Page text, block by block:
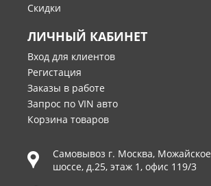
Скидки
ЛИЧНЫЙ КАБИНЕТ
Вход для клиентов
Регистация
Заказы в работе
Запрос по VIN авто
Корзина товаров
Самовывоз г. Москва, Можайское
шоссе, д.25, этаж 1, офис 119/3